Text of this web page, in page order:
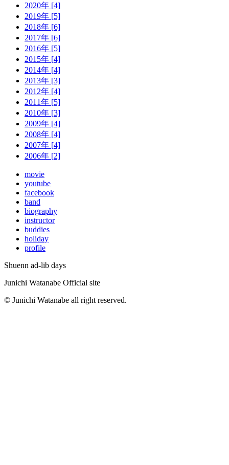
2020年 [4]
2019年 [5]
2018年 [6]
2017年 [6]
2016年 [5]
2015年 [4]
2014年 [4]
2013年 [3]
2012年 [4]
2011年 [5]
2010年 [3]
2009年 [4]
2008年 [4]
2007年 [4]
2006年 [2]
movie
youtube
facebook
band
biography
instructor
buddies
holiday
profile
Shuenn ad-lib days
Junichi Watanabe Official site
© Junichi Watanabe all right reserved.